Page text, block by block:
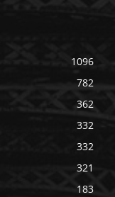
1096
782
362
332
332
321
183